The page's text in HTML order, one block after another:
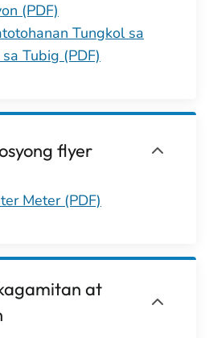
(PDF)
Tungkol sa
Tubig (PDF)
flyer
Meter (PDF)
at